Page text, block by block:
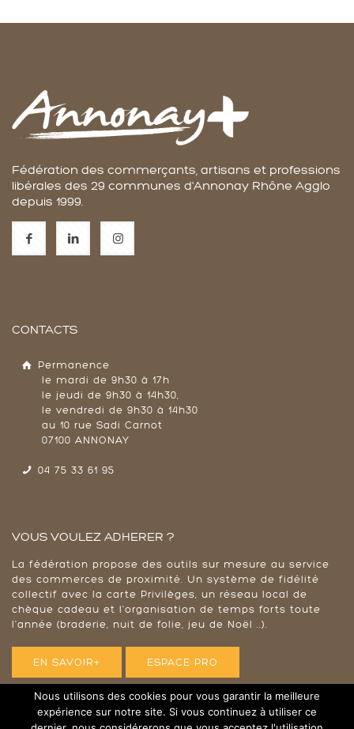
Fédération des commerçants, artisans et professions
libérales des 29 communes d'Annonay Rhône Agglo
depuis 1999.
CONTACTS
Permanence
le mardi de 9h30 à 17h
le jeudi de 9h30 à 14h30,
le vendredi de 9h30 à 14h30
au 10 rue Sadi Carnot
07100 ANNONAY
04 75 33 61 95
VOUS VOULEZ ADHERER ?
La fédération propose des outils sur mesure au service
des commerces de proximité. Un système de fidélité
collectif avec la carte Privilèges, un réseau local de
chèque cadeau et l'organisation de temps forts toute
l’année (braderie, nuit de folie, jeu de Noël ..).
EN SAVOIR+ ESPACE PRO
Nous utilisons des cookies pour vous garantir la meilleure
expérience sur notre site. Si vous continuez à utiliser ce